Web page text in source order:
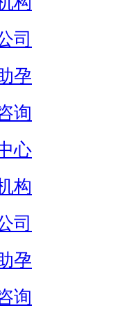
司
孕
询
心
构
司
孕
询